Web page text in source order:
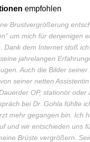
empfohlen
Brustvergrößerung
um mich für denjenigen
Dank dem Internet stoß
jahrelangen
Auch die Bilder
seiner netten
OP, stationör
bei Dr. Gohla fühlte
mehr gegangen bin. Ich
und wir entschieden uns
Brüste vergrößern.